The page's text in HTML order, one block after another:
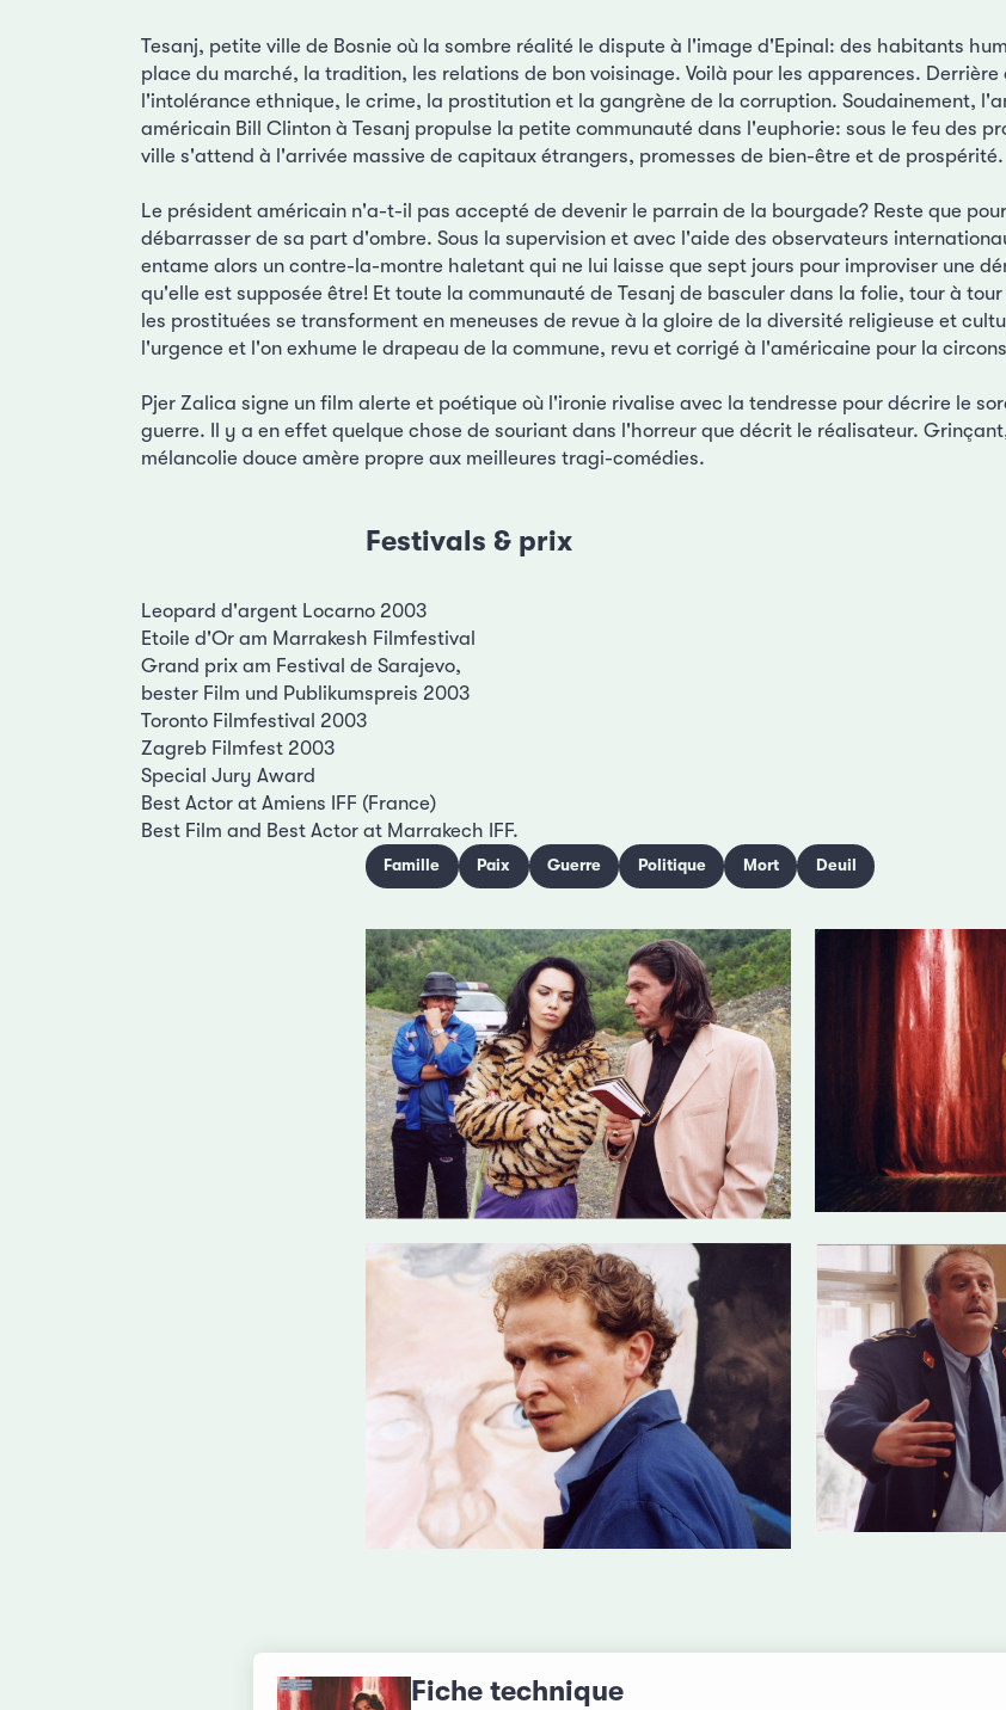
Tesanj, petite ville de Bosnie où la sombre réalité le dispute à l'image d'Epinal: des habitants
place du marché, la tradition, les relations de bon voisinage. Voilà pour les apparences.
l'intolérance ethnique, le crime, la prostitution et la gangrène de la corruption. Soudainement,
américain Bill Clinton à Tesanj propulse la petite communauté dans l'euphorie: sous le feu des
ville s'attend à l'arrivée massive de capitaux étrangers, promesses de bien-être et de prospérité.
Le président américain n'a-t-il pas accepté de devenir le parrain de la bourgade? Reste que
débarrasser de sa part d'ombre. Sous la supervision et avec l'aide des observateurs
entame alors un contre-la-montre haletant qui ne lui laisse que sept jours pour improviser une
qu'elle est supposée être! Et toute la communauté de Tesanj de basculer dans la folie, tour à
les prostituées se transforment en meneuses de revue à la gloire de la diversité religieuse et
l'urgence et l'on exhume le drapeau de la commune, revu et corrigé à l'américaine pour la
Pjer Zalica signe un film alerte et poétique où l'ironie rivalise avec la tendresse pour décrire le
guerre. Il y a en effet quelque chose de souriant dans l'horreur que décrit le réalisateur.
mélancolie douce amère propre aux meilleures tragi-comédies.
Festivals & prix
Leopard d'argent Locarno 2003
Etoile d'Or am Marrakesh Filmfestival
Grand prix am Festival de Sarajevo,
bester Film und Publikumspreis 2003
Toronto Filmfestival 2003
Zagreb Filmfest 2003
Special Jury Award
Best Actor at Amiens IFF (France)
Best Film and Best Actor at Marrakech IFF.
Famille Paix Guerre Politique Mort Deuil
Fiche technique